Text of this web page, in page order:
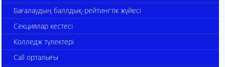
Бағалаудың баллдық-рейтингтік жүйесі
Секциялар кестесі
Колледж түлектері
Call орталығы